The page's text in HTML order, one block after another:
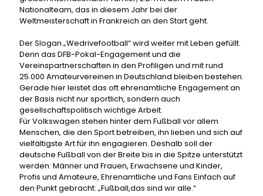
Nationalteam, das in diesem Jahr bei der
Weltmeisterschaft in Frankreich an den Start geht.
Der Slogan „Wedrivefootball“ wird weiter mit Leben gefüllt.
Denn das DFB-Pokal-Engagement und die
Vereinspartnerschaften in den Profiligen und mit rund
25.000 Amateurvereinen in Deutschland bleiben bestehen.
Gerade hier leistet das oft ehrenamtliche Engagement an
der Basis nicht nur sportlich, sondern auch
gesellschaftspolitisch wichtige Arbeit.
Für Volkswagen stehen hinter dem Fußball vor allem
Menschen, die den Sport betreiben, ihn lieben und sich auf
vielfältigste Art für ihn engagieren. Deshalb soll der
deutsche Fußball von der Breite bis in die Spitze unterstützt
werden: Männer und Frauen, Erwachsene und Kinder,
Profis und Amateure, Ehrenamtliche und Fans Einfach auf
den Punkt gebracht: „Fußball,das sind wir alle.“